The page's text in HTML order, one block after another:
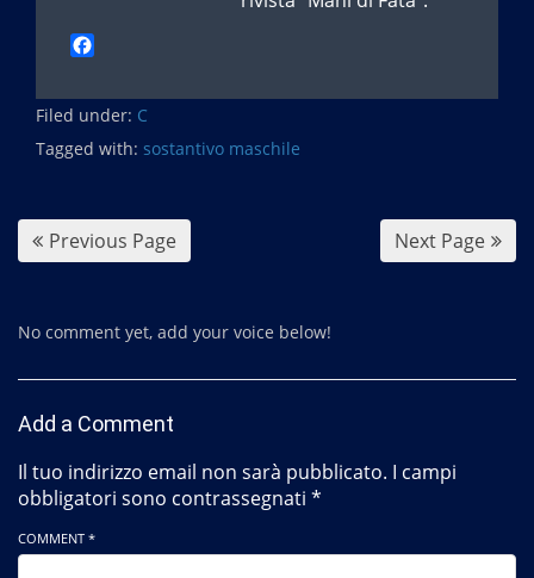
c
e
b
Filed under: C
Tagged with: sostantivo maschile
Previous Page Next Page
No comment yet, add your voice below!
Add a Comment
Il tuo indirizzo email non sarà pubblicato. I campi
obbligatori sono contrassegnati *
COMMENT *